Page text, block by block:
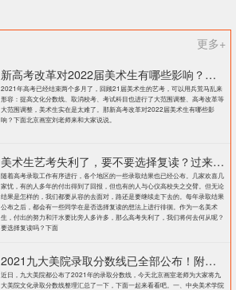
更多+
新高考改革对2022届美术生有哪些影响？北京画室刘老师来和大家说说
2021年高考已经结束两个多月了，回顾21届美术生的艺考，可以用兵荒马乱来
形容：提高文化分数线、取消校考、考试科目也进行了大范围调整、高考改革等
大范围调整，美术生实在是太难了。那新高考改革对2022届美术生有哪些影
响？下面北京画室刘老师来和大家说说。
美术生艺考失利了，要不要选择复读？过来人提出这几点建议
随着高考录取工作有序进行，各个地区的一些录取结果也已经公布。几家欢喜几
家忧，有的人多年的付出得到了回报，但也有的人与心仪高校失之交臂。但无论
结果是怎样的，我们都要从容的去面对，路还是要继续走下去的。每年录取结果
公布之后，都会有一些同学在是否选择复读的想法上进行徘徊。作为一名美术
生，付出的努力和汗水要比旁人多许多，那么高考失利了，我们将何去何从呢？
要选择复读吗？下面
2021九大美院录取分数线已全部公布！附各大院校录取分数线汇总！
近日，九大美院都公布了2021年的录取分数线，今天北京画室老师为大家将九
大美院文化录取分数线整理汇总了一下，下面一起来看看吧。一、中央美术学院